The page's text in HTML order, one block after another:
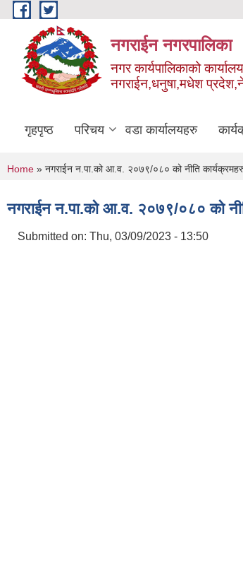
Skip to main content
नगराईन नगरपालिका
नगर कार्यपालिकाको कार्यालय
नगराईन,धनुषा,मधेश
गृहपृष्ठ परिचय वडा कार्यालयहरु
You are here
Home » नगराईन न.पा.को आ.व. २०७९/०८० को नीति
नगराईन न.पा.को आ.व. २०७९/०८० को
Submitted on: Thu, 03/09/2023 - 13:50